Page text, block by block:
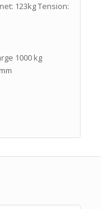
123kg Tension:
1000 kg